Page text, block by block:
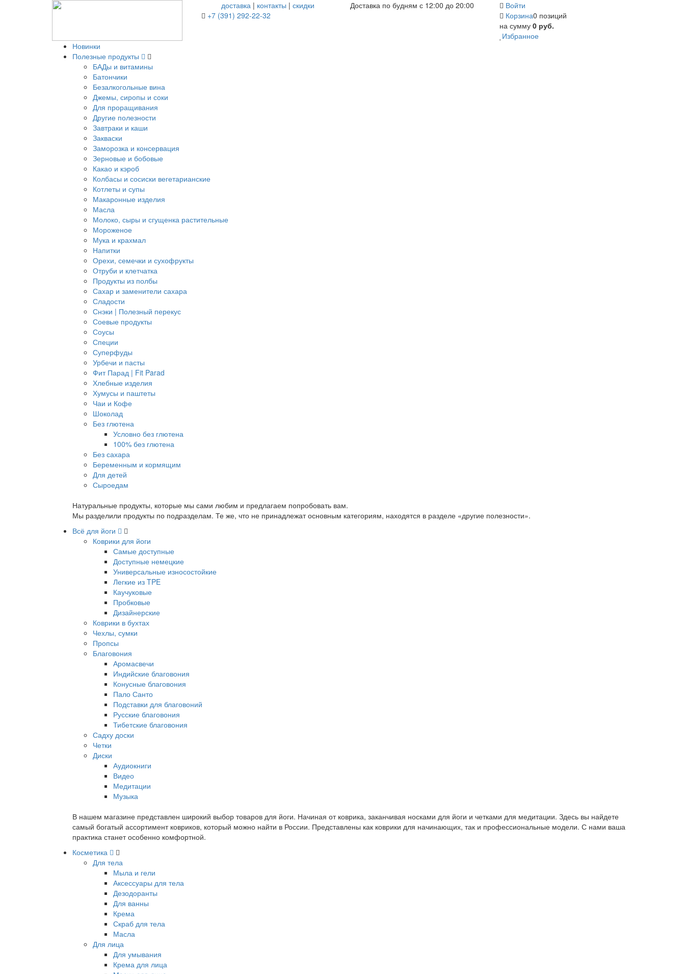
доставка | контакты |скидки
+7 (391) 292-22-32
Доставка по будням с 12:00 до 20:00
Войти
Корзина0 позиций
на сумму 0 руб.
Избранное
Новинки
Полезные продукты
БАДы и витамины
Батончики
Безалкогольные вина
Джемы, сиропы и соки
Для проращивания
Другие полезности
Завтраки и каши
Закваски
Заморозка и консервация
Зерновые и бобовые
Какао и кэроб
Колбасы и сосиски вегетарианские
Котлеты и супы
Макаронные изделия
Масла
Молоко, сыры и сгущенка растительные
Мороженое
Мука и крахмал
Напитки
Орехи, семечки и сухофрукты
Отруби и клетчатка
Продукты из полбы
Сахар и заменители сахара
Сладости
Снэки | Полезный перекус
Соевые продукты
Соусы
Специи
Суперфуды
Урбечи и пасты
Фит Парад | Fit Parad
Хлебные изделия
Хумусы и паштеты
Чаи и Кофе
Шоколад
Без глютена
Условно без глютена
100% без глютена
Без сахара
Беременным и кормящим
Для детей
Сыроедам
Натуральные продукты, которые мы сами любим и предлагаем попробовать вам.
Мы разделили продукты по подразделам. Те же, что не принадлежат основным категориям, находятся в разделе «другие полезности».
Всё для йоги
Коврики для йоги
Самые доступные
Доступные немецкие
Универсальные износостойкие
Легкие из TPE
Каучуковые
Пробковые
Дизайнерские
Коврики в бухтах
Чехлы, сумки
Пропсы
Благовония
Аромасвечи
Индийские благовония
Конусные благовония
Пало Санто
Подставки для благовоний
Русские благовония
Тибетские благовония
Садху доски
Четки
Диски
Аудиокниги
Видео
Медитации
Музыка
В нашем магазине представлен широкий выбор товаров для йоги. Начиная от коврика, заканчивая носками для йоги и четками для медитации. Здесь вы найдете
самый богатый ассортимент ковриков, который можно найти в России. Представлены как коврики для начинающих, так и профессиональные модели. С нами ваша
практика станет особенно комфортной.
Косметика
Для тела
Мыла и гели
Аксессуары для тела
Дезодоранты
Для ванны
Крема
Скраб для тела
Масла
Для лица
Для умывания
Крема для лица